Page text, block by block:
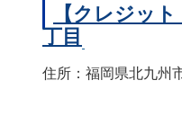
【クレジッ
丁目
住所：福岡県北九州